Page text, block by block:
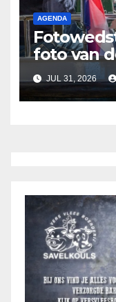
AGENDA
foto van
misschien
JUL 31, 2026